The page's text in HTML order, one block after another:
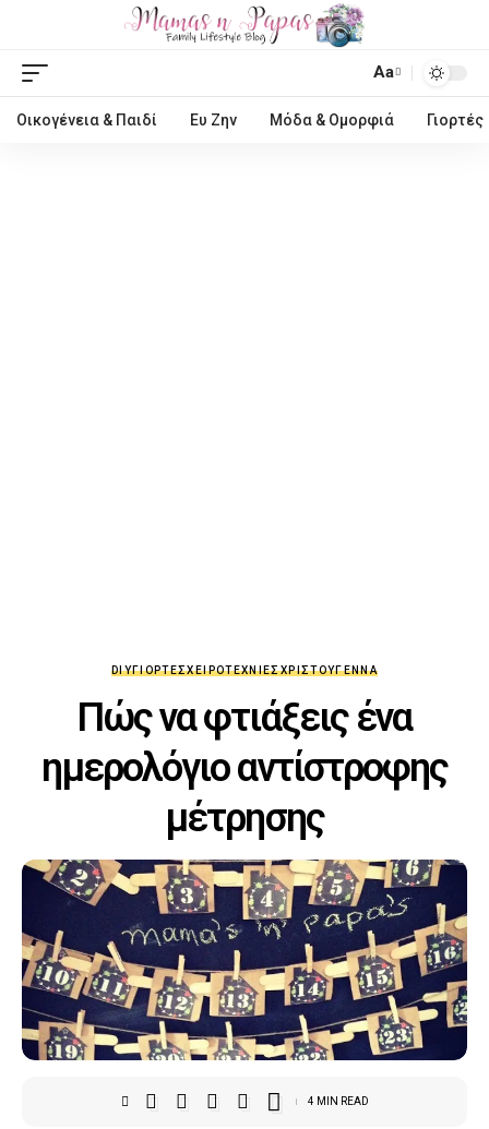
Aa
Οικογένεια & Παιδί Ευ Ζην Μόδα & Ομορφιά Γιορτές
DIYΓΙΟΡΤΈΣΧΕΙΡΟΤΕΧΝΊΕΣΧΡΙΣΤΟΎΓΕΝΝΑ
Πώς να φτιάξεις ένα
ημερολόγιο αντίστροφης
μέτρησης
4 MIN READ